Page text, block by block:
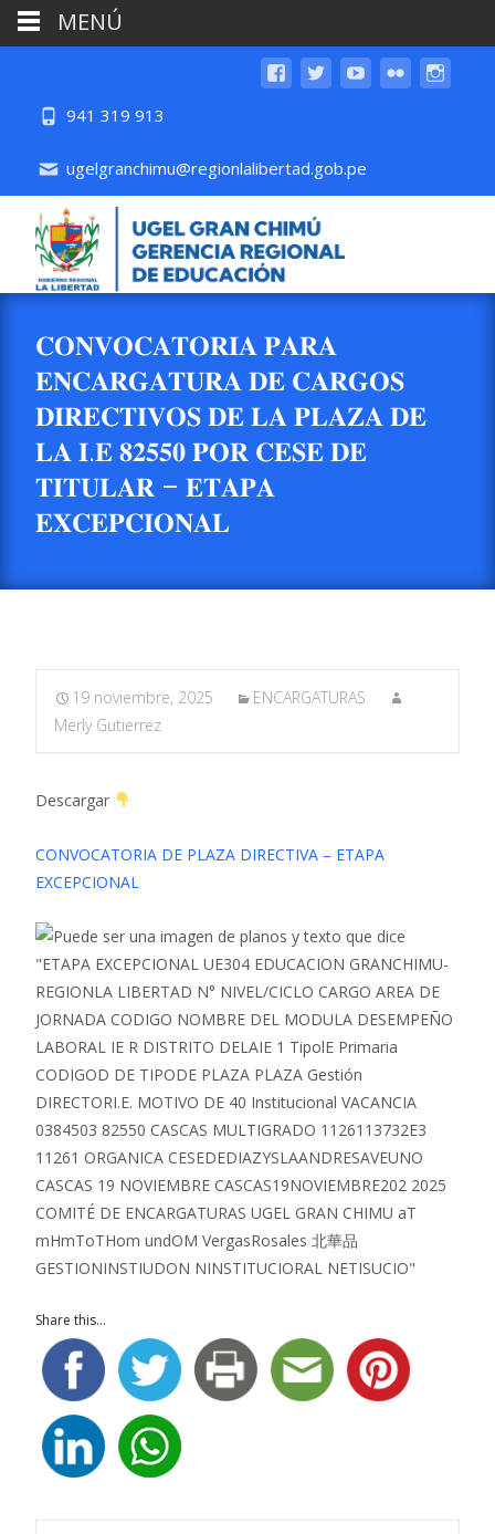
941 319 913
ugelgranchimu@regionlalibertad.gob.pe
𝐂𝐎𝐍𝐕𝐎𝐂𝐀𝐓𝐎𝐑𝐈𝐀 𝐏𝐀𝐑𝐀
𝐄𝐍𝐂𝐀𝐑𝐆𝐀𝐓𝐔𝐑𝐀 𝐃𝐄 𝐂𝐀𝐑𝐆𝐎𝐒
𝐃𝐈𝐑𝐄𝐂𝐓𝐈𝐕𝐎𝐒 𝐃𝐄 𝐋𝐀 𝐏𝐋𝐀𝐙𝐀 𝐃𝐄
𝐋𝐀 𝐈.𝐄 𝟖𝟐𝟓𝟓𝟎 𝐏𝐎𝐑 𝐂𝐄𝐒𝐄 𝐃𝐄
𝐓𝐈𝐓𝐔𝐋𝐀𝐑 – 𝐄𝐓𝐀𝐏𝐀
𝐄𝐗𝐂𝐄𝐏𝐂𝐈𝐎𝐍𝐀𝐋
19 noviembre, 2025
ENCARGATURAS
Merly Gutierrez
Descargar
CONVOCATORIA DE PLAZA DIRECTIVA – ETAPA
EXCEPCIONAL
Share this...
MENÚ